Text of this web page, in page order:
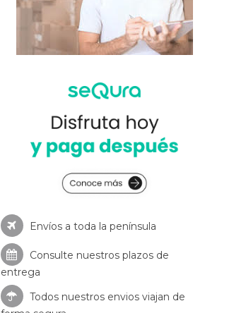
Envíos a toda la península
Consulte nuestros plazos de
entrega
Todos nuestros envios viajan de